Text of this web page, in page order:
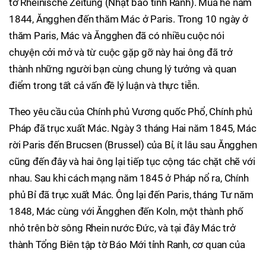
tờ Rheinische Zeitung (Nhật báo tỉnh Ranh). Mùa hè năm
1844, Ăngghen đến thăm Mác ở Paris. Trong 10 ngày ở
thăm Paris, Mác và Ăngghen đã có nhiều cuộc nói
chuyện cởi mở và từ cuộc gặp gỡ này hai ông đã trở
thành những người bạn cùng chung lý tưởng và quan
điểm trong tất cả vấn đề lý luận và thực tiễn.
Theo yêu cầu của Chính phủ Vương quốc Phổ, Chính phủ
Pháp đã trục xuất Mác. Ngày 3 tháng Hai năm 1845, Mác
rời Paris đến Brucsen (Brussel) của Bỉ, ít lâu sau Ăngghen
cũng đến đây và hai ông lại tiếp tục cộng tác chặt chẽ với
nhau. Sau khi cách mạng năm 1845 ở Pháp nổ ra, Chính
phủ Bỉ đã trục xuất Mác. Ông lại đến Paris, tháng Tư năm
1848, Mác cùng với Ăngghen đến Koln, một thành phố
nhỏ trên bờ sông Rhein nước Đức, và tại đây Mác trở
thành Tổng Biên tập tờ Báo Mới tỉnh Ranh, cơ quan của